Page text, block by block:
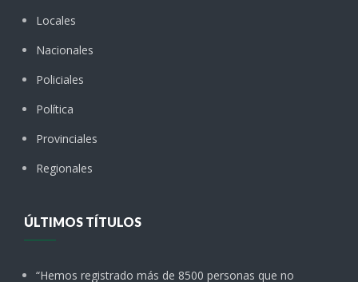
Locales
Nacionales
Policiales
Política
Provinciales
Regionales
ÚLTIMOS TÍTULOS
“Hemos registrado más de 8500 personas que no